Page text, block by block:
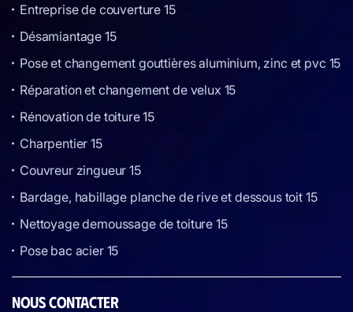
Entreprise de couverture 15
Désamiantage 15
Pose et changement gouttières aluminium, zinc et pvc 15
Réparation et changement de velux 15
Rénovation de toiture 15
Charpentier 15
Couvreur zingueur 15
Bardage, habillage planche de rive et dessous toit 15
Nettoyage demoussage de toiture 15
Pose bac acier 15
NOUS CONTACTER